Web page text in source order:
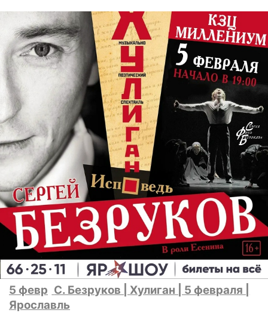
5 февр С. Безруков | Хулиган | 5 февраля |
Ярославль